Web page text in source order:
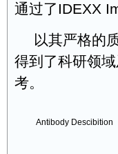
通过了IDEXX
以其严格的
得到了科研领
考。
Antibody Descibition